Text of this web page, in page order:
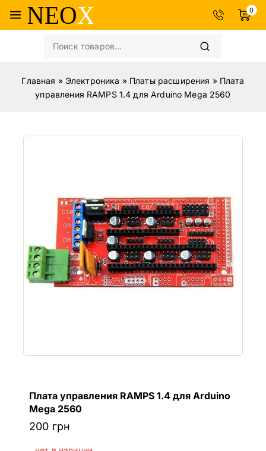
0
Главная » Электроника » Платы расширения » Плата
управления RAMPS 1.4 для Arduino Mega 2560
Плата управления RAMPS 1.4 для Arduino
Mega 2560
200 грн